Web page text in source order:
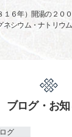
６年）開湯の２０
シウム・ナトリウ
ブログ・お
グ